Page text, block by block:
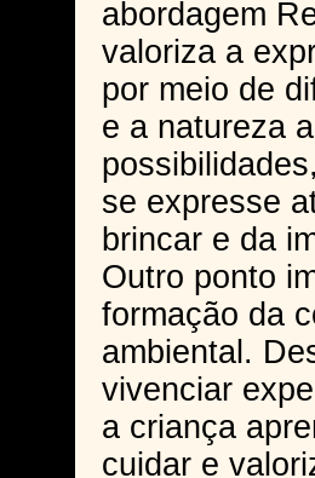
abordagem
valoriza a
por meio de
e a natureza
se expresse
brincar e da
Outro ponto
formação da
ambiental.
vivenciar
a criança
cuidar e